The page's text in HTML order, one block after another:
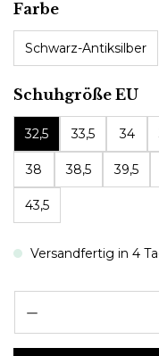
Farbeauswählen
Schwarz-Antiksilber
Schuhgröße EU
32,5 33,5 34
38 38,5 39,5
43,5
Versandfertig in 4